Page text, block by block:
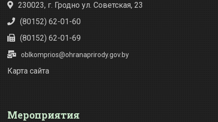
230023, г. Гродно ул. Советская, 23
(80152) 62-01-60
(80152) 62-01-69
oblkomprios@ohranaprirody.gov.by
Карта сайта
Мероприятия